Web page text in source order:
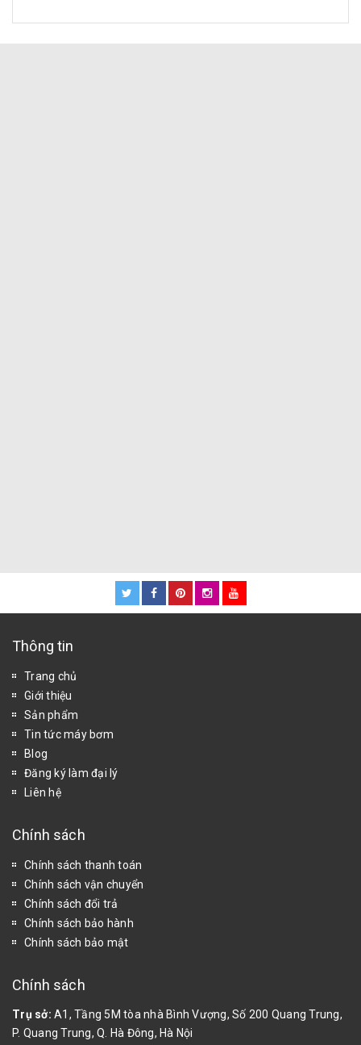
Thông tin
Trang chủ
Giới thiệu
Sản phẩm
Tin tức máy bơm
Blog
Đăng ký làm đại lý
Liên hệ
Chính sách
Chính sách thanh toán
Chính sách vận chuyển
Chính sách đổi trả
Chính sách bảo hành
Chính sách bảo mật
Chính sách
Trụ sở: A1, Tầng 5M tòa nhà Bình Vượng, Số 200 Quang Trung,
P. Quang Trung, Q. Hà Đông, Hà Nội